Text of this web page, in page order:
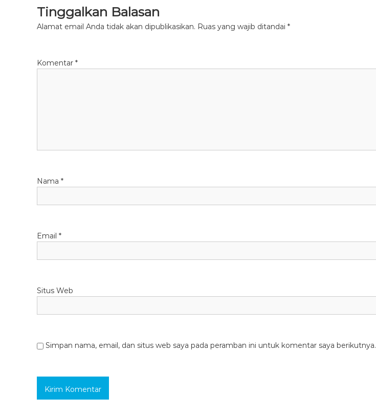
Tinggalkan Balasan
Alamat email Anda tidak akan dipublikasikan. Ruas yang wajib ditandai *
Komentar *
Nama *
Email *
Situs Web
Simpan nama, email, dan situs web saya pada peramban ini untuk komentar saya berikutnya.